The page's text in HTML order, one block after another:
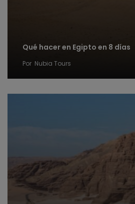
Qué hacer en Egipto en 8 días
Por Nubia Tours